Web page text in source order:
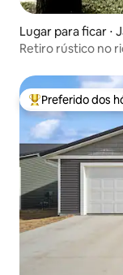
Lugar para ficar ⋅
Retiro rústico no
Entre os
Preferido dos